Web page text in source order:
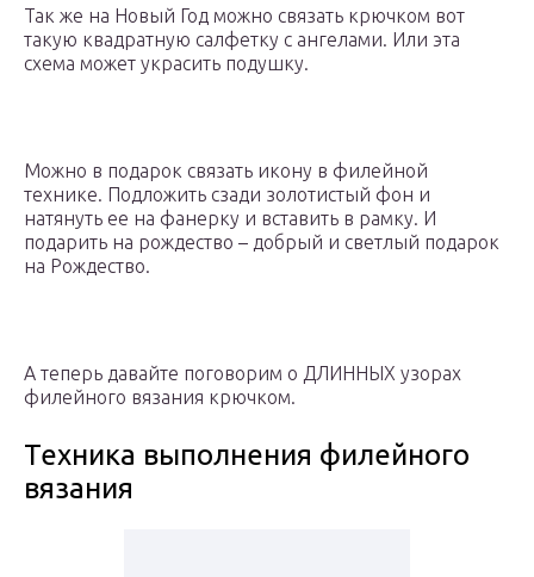
Так же на Новый Год можно связать крючком вот
такую квадратную салфетку с ангелами. Или эта
схема может украсить подушку.
Можно в подарок связать икону в филейной
технике. Подложить сзади золотистый фон и
натянуть ее на фанерку и вставить в рамку. И
подарить на рождество – добрый и светлый подарок
на Рождество.
А теперь давайте поговорим о ДЛИННЫХ узорах
филейного вязания крючком.
Техника выполнения филейного
вязания